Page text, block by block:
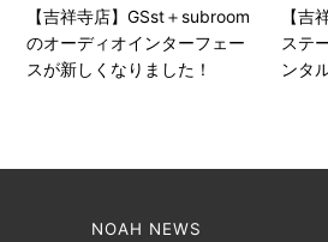
【吉祥寺店】GSst＋subroom
のオーディオインターフェー
スが新しくなりました！
【吉
ステ
ンタ
NOAH NEWS